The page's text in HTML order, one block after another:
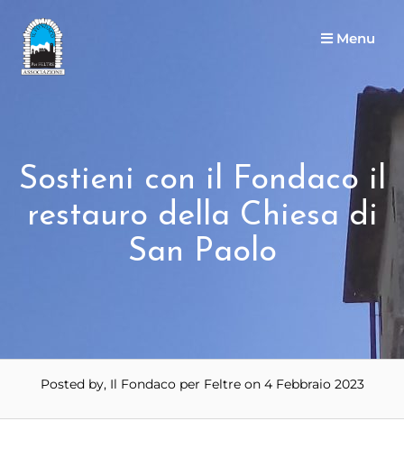
Menu
Sostieni con il Fondaco il
restauro della Chiesa di
San Paolo
Posted by, Il Fondaco per Feltreon 4 Febbraio 2023